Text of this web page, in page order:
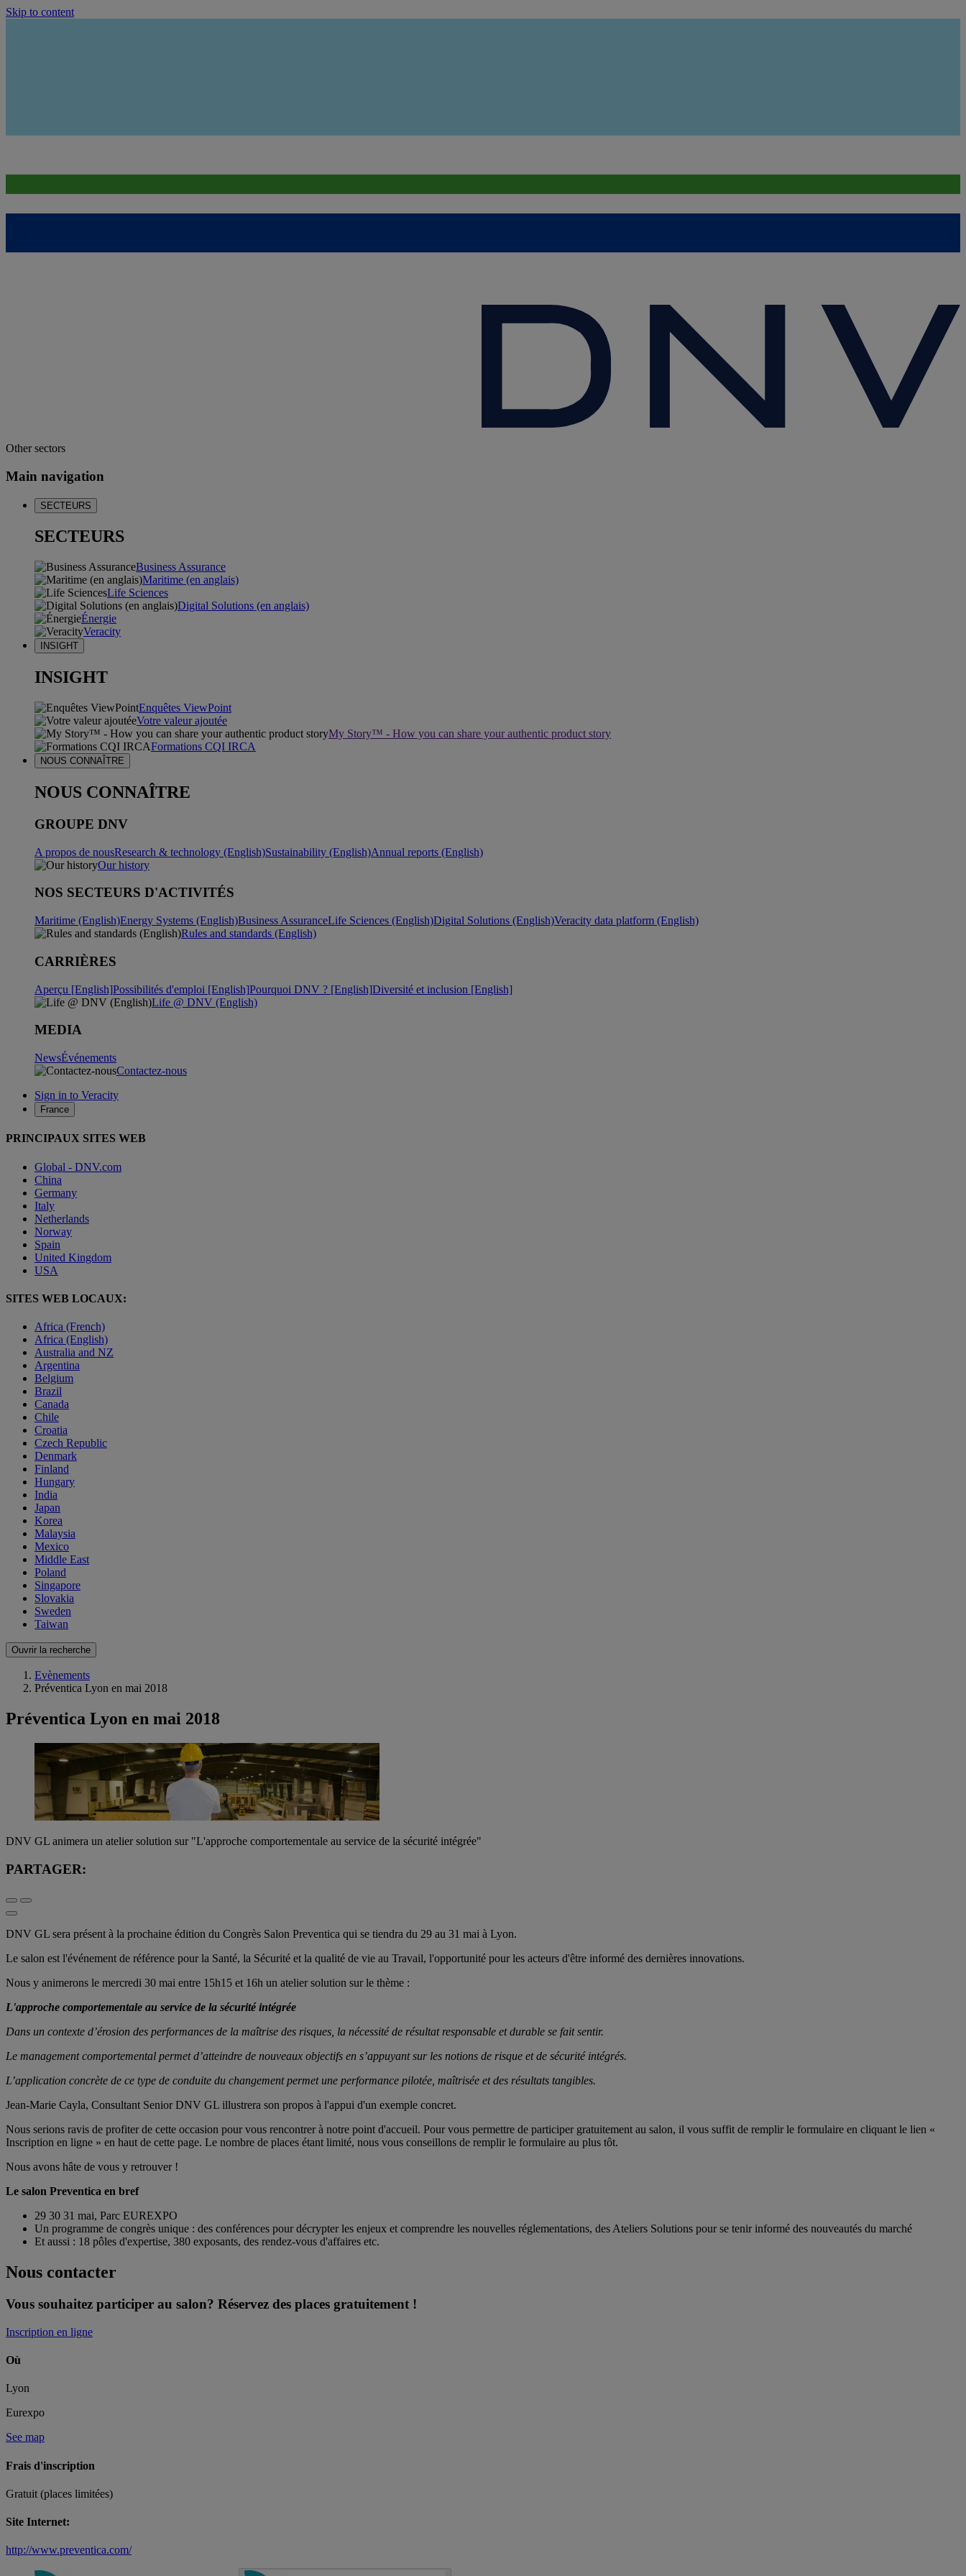
Skip to content
Other sectors
Main navigation
SECTEURS
SECTEURS
Business Assurance
Maritime (en anglais)
Life Sciences
Digital Solutions (en anglais)
Énergie
Veracity
INSIGHT
INSIGHT
Enquêtes ViewPoint
Votre valeur ajoutée
My Story™ - How you can share your authentic product story
Formations CQI IRCA
NOUS CONNAÎTRE
NOUS CONNAÎTRE
GROUPE DNV
A propos de nousResearch & technology (English)Sustainability (English)Annual reports (English)
Our history
NOS SECTEURS D'ACTIVITÉS
Maritime (English)Energy Systems (English)Business AssuranceLife Sciences (English)Digital Solutions (English)Veracity data platform (English)
Rules and standards (English)
CARRIÈRES
Aperçu [English]Possibilités d'emploi [English]Pourquoi DNV ? [English]Diversité et inclusion [English]
Life @ DNV (English)
MEDIA
NewsÉvénements
Contactez-nous
Sign in to Veracity
France
PRINCIPAUX SITES WEB
Global - DNV.com
China
Germany
Italy
Netherlands
Norway
Spain
United Kingdom
USA
SITES WEB LOCAUX:
Africa (French)
Africa (English)
Australia and NZ
Argentina
Belgium
Brazil
Canada
Chile
Croatia
Czech Republic
Denmark
Finland
Hungary
India
Japan
Korea
Malaysia
Mexico
Middle East
Poland
Singapore
Slovakia
Sweden
Taiwan
Ouvrir la recherche
Evènements
Préventica Lyon en mai 2018
Préventica Lyon en mai 2018
DNV GL animera un atelier solution sur "L'approche comportementale au service de la sécurité intégrée"
PARTAGER:
DNV GL sera présent à la prochaine édition du Congrès Salon Preventica qui se tiendra du 29 au 31 mai à Lyon.
Le salon est l'événement de référence pour la Santé, la Sécurité et la qualité de vie au Travail, l'opportunité pour les acteurs d'être informé des dernières innovations.
Nous y animerons le mercredi 30 mai entre 15h15 et 16h un atelier solution sur le thème :
L'approche comportementale au service de la sécurité intégrée
Dans un contexte d’érosion des performances de la maîtrise des risques, la nécessité de résultat responsable et durable se fait sentir.
Le management comportemental permet d’atteindre de nouveaux objectifs en s’appuyant sur les notions de risque et de sécurité intégrés.
L’application concrète de ce type de conduite du changement permet une performance pilotée, maîtrisée et des résultats tangibles.
Jean-Marie Cayla, Consultant Senior DNV GL illustrera son propos à l'appui d'un exemple concret.
Nous serions ravis de profiter de cette occasion pour vous rencontrer à notre point d'accueil. Pour vous permettre de participer gratuitement au salon, il vous suffit de remplir le formulaire en cliquant le lien «
Inscription en ligne » en haut de cette page. Le nombre de places étant limité, nous vous conseillons de remplir le formulaire au plus tôt.
Nous avons hâte de vous y retrouver !
Le salon Preventica en bref
29 30 31 mai, Parc EUREXPO
Un programme de congrès unique : des conférences pour décrypter les enjeux et comprendre les nouvelles réglementations, des Ateliers Solutions pour se tenir informé des nouveautés du marché
Et aussi : 18 pôles d'expertise, 380 exposants, des rendez-vous d'affaires etc.
Nous contacter
Vous souhaitez participer au salon? Réservez des places gratuitement !
Inscription en ligne
Où
Lyon
Eurexpo
See map
Frais d'inscription
Gratuit (places limitées)
Site Internet:
http://www.preventica.com/